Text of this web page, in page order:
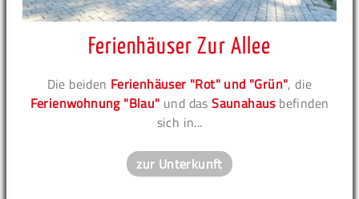
Ferienhäuser Zur Allee
Die beiden Ferienhäuser "Rot" und "Grün", die
Ferienwohnung "Blau" und dasSaunahausbefinden
sich in...
zur Unterkunft